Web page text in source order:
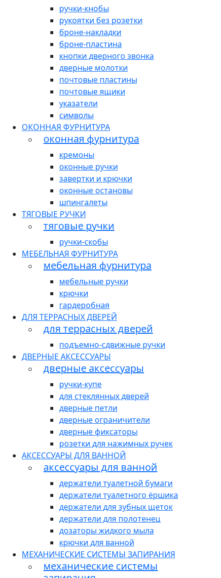
ручки-кнобы
рукоятки без розетки
броне-накладки
броне-пластина
кнопки дверного звонка
дверные молотки
почтовые пластины
почтовые ящики
указатели
символы
ОКОННАЯ ФУРНИТУРА
оконная фурнитура
кремоны
оконные ручки
завертки и крючки
оконные остановы
шпингалеты
ТЯГОВЫЕ РУЧКИ
тяговые ручки
ручки-скобы
МЕБЕЛЬНАЯ ФУРНИТУРА
мебельная фурнитура
мебельные ручки
крючки
гардеробная
ДЛЯ ТЕРРАСНЫХ ДВЕРЕЙ
для террасных дверей
подъемно-сдвижные ручки
ДВЕРНЫЕ АКСЕССУАРЫ
дверные аксессуары
ручки-купе
для стеклянных дверей
дверные петли
дверные ограничители
дверные фиксаторы
розетки для нажимных ручек
АКСЕССУАРЫ ДЛЯ ВАННОЙ
аксессуары для ванной
держатели туалетной бумаги
держатели туалетного ёршика
держатели для зубных щеток
держатели для полотенец
дозаторы жидкого мыла
крючки для ванной
МЕХАНИЧЕСКИЕ СИСТЕМЫ ЗАПИРАНИЯ
механические системы